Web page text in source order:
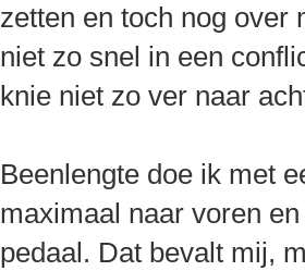
zetten en toch nog over
niet zo snel in een
knie niet zo ver naar
Beenlengte doe ik met
maximaal naar voren
pedaal. Dat bevalt mij,